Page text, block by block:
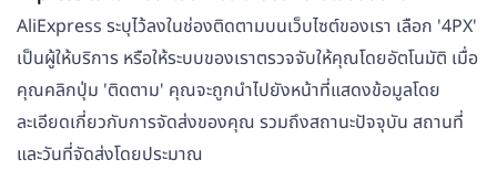
AliExpress ระบุไว้ลงในช่องติดตามบนเว็บไซต์ของเรา เลือก '4PX'
เป็นผู้ให้บริการ หรือให้ระบบของเราตรวจจับให้คุณโดยอัตโนมัติ เมื่อ
คุณคลิกปุ่ม 'ติดตาม' คุณจะถูกนำไปยังหน้าที่แสดงข้อมูลโดย
ละเอียดเกี่ยวกับการจัดส่งของคุณ รวมถึงสถานะปัจจุบัน สถานที่
และวันที่จัดส่งโดยประมาณ